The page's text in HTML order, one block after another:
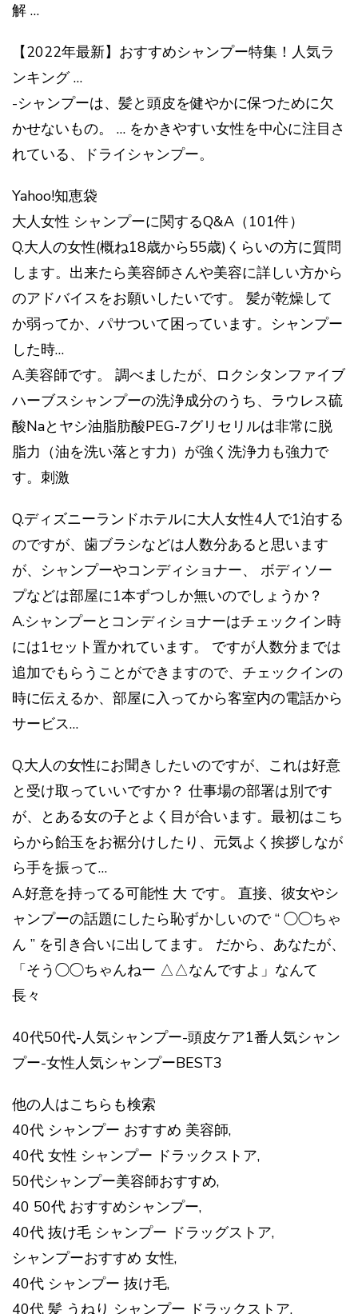
解 …
【2022年最新】おすすめシャンプー特集！人気ラ
ンキング …
-シャンプーは、髪と頭皮を健やかに保つために欠
かせないもの。 … をかきやすい女性を中心に注目さ
れている、ドライシャンプー。
Yahoo!知恵袋
大人女性 シャンプーに関するQ&A（101件）
Q.大人の女性(概ね18歳から55歳)くらいの方に質問
します。出来たら美容師さんや美容に詳しい方から
のアドバイスをお願いしたいです。 髪が乾燥して
か弱ってか、パサついて困っています。シャンプー
した時…
A.美容師です。 調べましたが、ロクシタンファイブ
ハーブスシャンプーの洗浄成分のうち、ラウレス硫
酸Naとヤシ油脂肪酸PEG-7グリセリルは非常に脱
脂力（油を洗い落とす力）が強く洗浄力も強力で
す。刺激
Q.ディズニーランドホテルに大人女性4人で1泊する
のですが、歯ブラシなどは人数分あると思います
が、シャンプーやコンディショナー、 ボディソー
プなどは部屋に1本ずつしか無いのでしょうか？
A.シャンプーとコンディショナーはチェックイン時
には1セット置かれています。 ですが人数分までは
追加でもらうことができますので、チェックインの
時に伝えるか、部屋に入ってから客室内の電話から
サービス…
Q.大人の女性にお聞きしたいのですが、これは好意
と受け取っていいですか？ 仕事場の部署は別です
が、とある女の子とよく目が合います。最初はこち
らから飴玉をお裾分けしたり、元気よく挨拶しなが
ら手を振って…
A.好意を持ってる可能性 大 です。 直接、彼女やシ
ャンプーの話題にしたら恥ずかしいので “ ◯◯ちゃ
ん ” を引き合いに出してます。 だから、あなたが、
「そう◯◯ちゃんねー △△なんですよ」なんて
長々
40代50代-人気シャンプー-頭皮ケア1番人気シャン
プー-女性人気シャンプーBEST3
他の人はこちらも検索
40代 シャンプー おすすめ 美容師,
40代 女性 シャンプー ドラックストア,
50代シャンプー美容師おすすめ,
40 50代 おすすめシャンプー,
40代 抜け毛 シャンプー ドラッグストア,
シャンプーおすすめ 女性,
40代 シャンプー 抜け毛,
40代 髪 うねり シャンプー ドラックストア,